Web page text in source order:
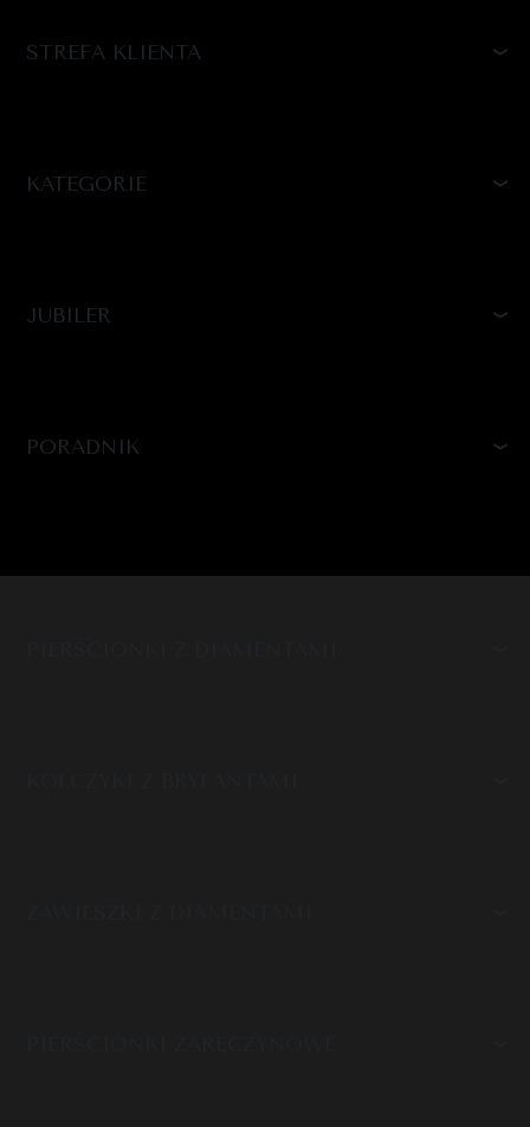
STREFA KLIENTA
KATEGORIE
JUBILER
PORADNIK